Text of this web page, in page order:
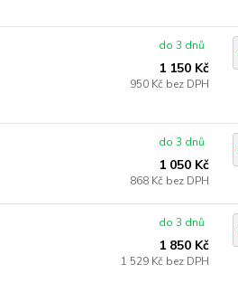
1 150 Kč
950 Kč bez DPH
do 3 dnů
1 050 Kč
868 Kč bez DPH
do 3 dnů
1 850 Kč
1 529 Kč bez DPH
do 3 dnů